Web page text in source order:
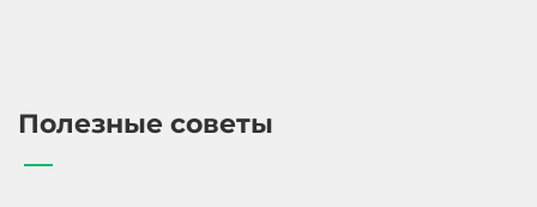
Полезные советы